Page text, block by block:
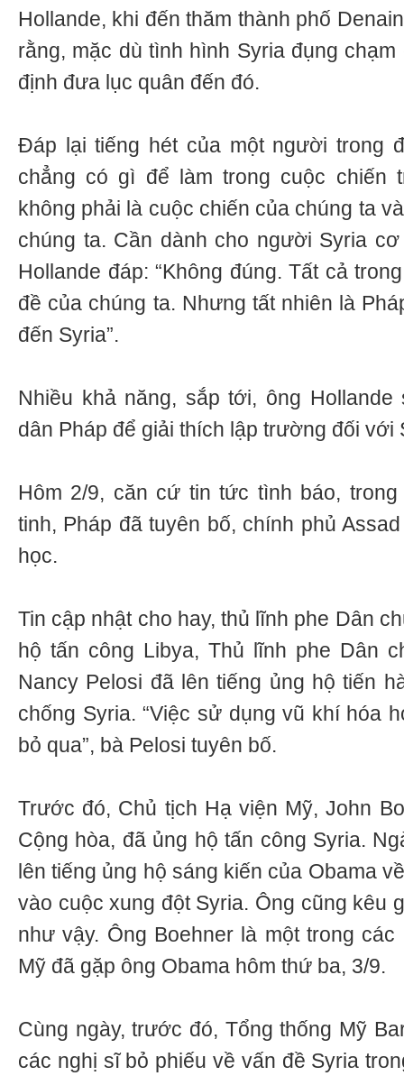
Hollande, khi đến thăm thành phố
rằng, mặc dù tình hình Syria đụng
định đưa lục quân đến đó.
Đáp lại tiếng hét của một người trong
chẳng có gì để làm trong cuộc chiến
không phải là cuộc chiến của chúng ta
chúng ta. Cần dành cho người Syria
Hollande đáp: “Không đúng. Tất cả
đề của chúng ta. Nhưng tất nhiên là
đến Syria”.
Nhiều khả năng, sắp tới, ông
dân Pháp để giải thích lập trường đối với
Hôm 2/9, căn cứ tin tức tình báo,
tinh, Pháp đã tuyên bố, chính phủ
học.
Tin cập nhật cho hay, thủ lĩnh phe Dân
hộ tấn công Libya, Thủ lĩnh phe Dân
Nancy Pelosi đã lên tiếng ủng hộ tiến
chống Syria. “Việc sử dụng vũ khí hóa
bỏ qua”, bà Pelosi tuyên bố.
Trước đó, Chủ tịch Hạ viện Mỹ, John
Cộng hòa, đã ủng hộ tấn công Syria.
lên tiếng ủng hộ sáng kiến của Obama
vào cuộc xung đột Syria. Ông cũng kêu
như vậy. Ông Boehner là một trong
Mỹ đã gặp ông Obama hôm thứ ba, 3/9.
Cùng ngày, trước đó, Tổng thống Mỹ
các nghị sĩ bỏ phiếu về vấn đề Syria